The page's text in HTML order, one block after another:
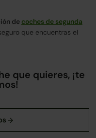
de coches de segunda
que encuentras el
que quieres, ¡te